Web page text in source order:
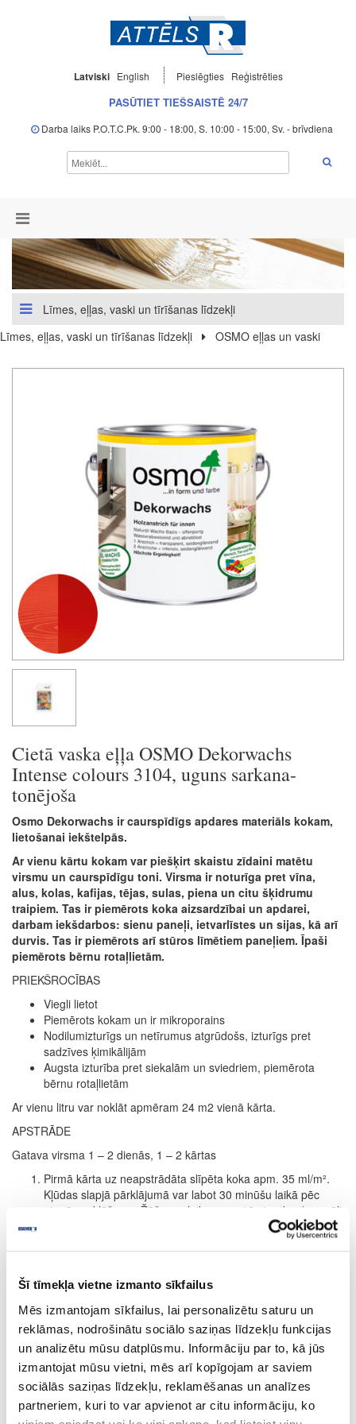
Šī tīmekļa vietne izmanto sīkfailus
Mēs izmantojam sīkfailus, lai personalizētu saturu un
reklāmas, nodrošinātu sociālo saziņas līdzekļu funkcijas
un analizētu mūsu datplūsmu. Informāciju par to, kā jūs
izmantojat mūsu vietni, mēs arī kopīgojam ar saviem
sociālās saziņas līdzekļu, reklamēšanas un analīzes
partneriem, kuri to var apvienot ar citu informāciju, ko
Latviski English Pieslēgties Reģistrēties
PASŪTIET TIEŠSAISTĒ 24/7
Darba laiks P.O.T.C.Pk. 9:00 - 18:00, S. 10:00 - 15:00, Sv. - brīvdiena
Līmes, eļļas, vaski un tīrīšanas līdzekļi
Līmes, eļļas, vaski un tīrīšanas līdzekļi
OSMO eļļas un vaski
Cietā vaska eļļa OSMO Dekorwachs
Intense colours 3104, uguns sarkana-
tonējoša
Osmo Dekorwachs ir caurspīdīgs apdares materiāls kokam,
lietošanai iekštelpās.
Ar vienu kārtu kokam var piešķirt skaistu zīdaini matētu
virsmu un caurspīdīgu toni. Virsma ir noturīga pret vīna,
alus, kolas, kafijas, tējas, sulas, piena un citu šķidrumu
traipiem. Tas ir piemērots koka aizsardzībai un apdarei,
darbam iekšdarbos: sienu paneļi, ietvarlīstes un sijas, kā arī
durvis. Tas ir piemērots arī stūros līmētiem paneļiem. Īpaši
piemērots bērnu rotaļlietām.
PRIEKŠROCĪBAS
Viegli lietot
Piemērots kokam un ir mikroporains
Nodilumizturīgs un netīrumus atgrūdošs, izturīgs pret
sadzīves ķimikālijām
Augsta izturība pret siekalām un sviedriem, piemērota
bērnu rotaļlietām
Ar vienu litru var noklāt apmēram 24 m2 vienā kārta.
APSTRĀDE
Gatava virsma 1 – 2 dienās, 1 – 2 kārtas
Pirmā kārta uz neapstrādāta slīpēta koka apm. 35 ml/m².
Kļūdas slapjā pārklājumā var labot 30 minūšu laikā pēc
pirmās uzklāšanas.Žūšanas laiks apm. 12 stundas (normāli
Zemākas temperatūras un/vai augstāks mitrums var
Gaiši tonēts lazējošs efekts:20 minūšu laikā pēc kārtas
uzklāšanas, noslaucīt ar drānu vai balto pulēšanas disku
koka šķiedru virzienā.
Intensīvs:Ja ir nepieciešama pastiprināta krāsas
intensitāte, atkārtot procesu. (Tomēr maksimāli uzklāt 2
kārtas.) Attiecas tikai uz intensīviemtoņiem.
Kā tonējoša grunts grīdas segumam:žūšanas laiks apm.
24 stundas (12 stundu vietā; skatīt 3. punktu). Otrā kārta
apm. 35 ml/m2 ar Hartwachs-Öl bezkrāsaina. Žūšanas laiks